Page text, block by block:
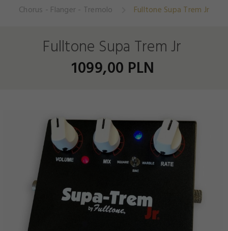
Chorus - Flanger - Tremolo
Fulltone Supa Trem Jr
Fulltone Supa Trem Jr
1099,00 PLN